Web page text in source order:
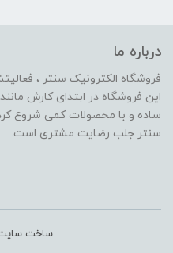
درباره ما
این فروشگاه در ابتدای کارش
ساده و با محصولات کمی شروع
سنتر جلب رضایت مشتری است.
ساخت